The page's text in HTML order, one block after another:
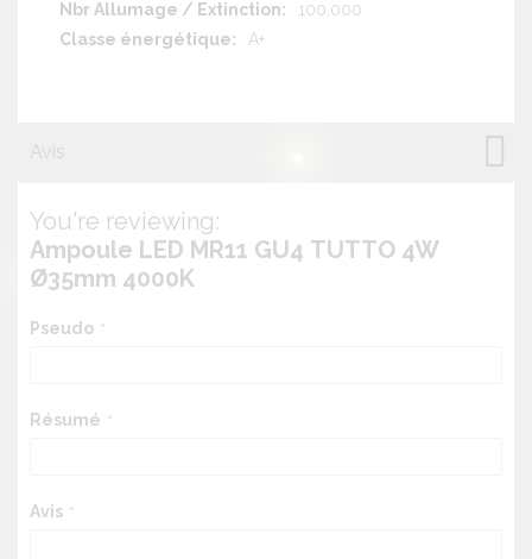
100.000
A+
Avis
You're reviewing:
Ampoule LED MR11 GU4 TUTTO 4W
Ø35mm 4000K
Pseudo
Résumé
Avis